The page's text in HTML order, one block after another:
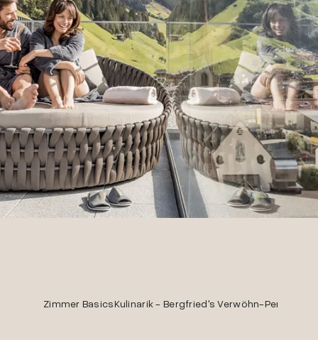
Zimmer BasicsKulinarik - Bergfried's Verwöhn-Pension